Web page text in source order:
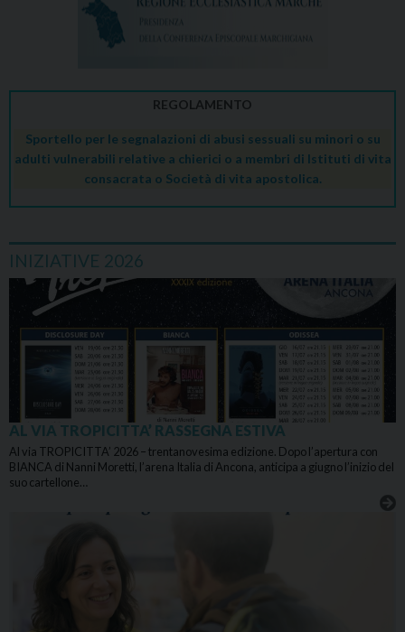
REGOLAMENTO
Sportello per le segnalazioni di abusi sessuali su minori o su
adulti vulnerabili relative a chierici o a membri di Istituti di vita
consacrata o Società di vita apostolica.
INIZIATIVE 2026
AL VIA TROPICITTA’ RASSEGNA ESTIVA
Al via TROPICITTA’ 2026 – trentanovesima edizione. Dopo l’apertura con
BIANCA di Nanni Moretti, l’arena Italia di Ancona, anticipa a giugno l’inizio del
suo cartellone…